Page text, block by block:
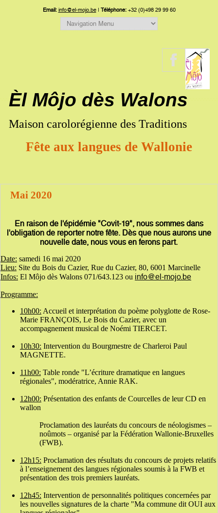
Email: info@el-mojo.be| Téléphone:+32 (0)498 29 99 60
Èl Môjo dès Walons
Maison carolorégienne des Traditions
Fête aux langues de Wallonie
Mai 2020
En raison de l'épidémie "Covit-19", nous sommes dans
l'obligation de reporter notre fête. Dès que nous aurons une
nouvelle date, nous vous en ferons part.
Date: samedi 16 mai 2020
Lieu: Site du Bois du Cazier, Rue du Cazier, 80, 6001 Marcinelle
Infos: El Môjo dès Walons 071/643.123 ou info@el-mojo.be
Programme:
10h00: Accueil et interprétation du poème polyglotte de Rose-
Marie FRANÇOIS, Le Bois du Cazier, avec un
accompagnement musical de Noémi TIERCET.
10h30: Intervention du Bourgmestre de Charleroi Paul
MAGNETTE.
11h00: Table ronde "L’écriture dramatique en langues
régionales", modératrice, Annie RAK.
12h00: Présentation des enfants de Courcelles de leur CD en
wallon
Proclamation des lauréats du concours de néologismes –
noûmots – organisé par la Fédération Wallonie-Bruxelles
(FWB).
12h15: Proclamation des résultats du concours de projets relatifs
à l’enseignement des langues régionales soumis à la FWB et
présentation des trois premiers lauréats.
12h45: Intervention de personnalités politiques concernées par
les nouvelles signatures de la charte "Ma commune dit OUI aux